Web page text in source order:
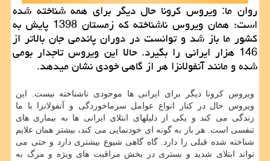
روان ما: ویروس کرونا حال دیگر برای همه شناخته شده
است؛ همان ویروس ناشناخته که زمستان 1398 پایش به
کشور ما باز شد و توانست در دوران پاندمی جان بالاتر از
146 هزار ایرانی را بگیرد. حالا این ویروس تاجدار بومی
شده و مانند آنفولانزا هر از گاهی خودی نشان میدهد.
ویروس کرونا دیگر برای ایرانی ها موجودی ناشناخته نیست. این
ویروس حال در کنار انواع عوامل سرماخوردگی و آنفولانزا با ما
زندگی می کند و یکی از دلیلهای ابتلای ایرانی ها به بیماری های
تنفسی است. هر بار به گونه ای خودنمایی می کند، بیشتر همان علایم
شناخته شده قبلی را دارد. گاه گاهی شیوع بیشتری دارد و حتی می
تواند ابتلای شدید و بستری در بخش مراقبت های ویژه و مرگ به